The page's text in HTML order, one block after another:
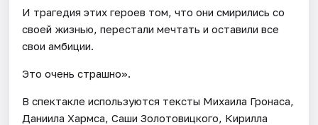
И трагедия этих героев том, что они смирились со
своей жизнью, перестали мечтать и оставили все
свои амбиции.
Это очень страшно».
В спектакле используются тексты Михаила Гронаса,
Даниила Хармса, Саши Золотовицкого, Кирилла